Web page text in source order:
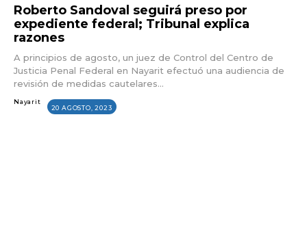
Roberto Sandoval seguirá preso por
expediente federal; Tribunal explica
razones
A principios de agosto, un juez de Control del Centro de
Justicia Penal Federal en Nayarit efectuó una audiencia de
revisión de medidas cautelares...
Nayarit
20 AGOSTO, 2023